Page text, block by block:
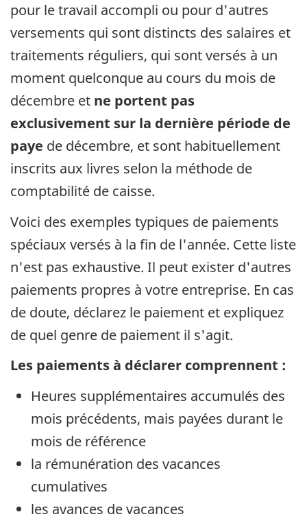
pour le travail accompli ou pour d'autres
versements qui sont distincts des salaires et
traitements réguliers, qui sont versés à un
moment quelconque au cours du mois de
décembre et ne portent pas
exclusivement sur la dernière période de
paye de décembre, et sont habituellement
inscrits aux livres selon la méthode de
comptabilité de caisse.
Voici des exemples typiques de paiements
spéciaux versés à la fin de l'année. Cette liste
n'est pas exhaustive. Il peut exister d'autres
paiements propres à votre entreprise. En cas
de doute, déclarez le paiement et expliquez
de quel genre de paiement il s'agit.
Les paiements à déclarer comprennent :
Heures supplémentaires accumulés des
mois précédents, mais payées durant le
mois de référence
la rémunération des vacances
cumulatives
les avances de vacances